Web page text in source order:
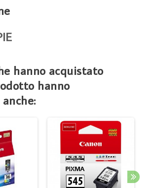
hanno acquistato
hanno